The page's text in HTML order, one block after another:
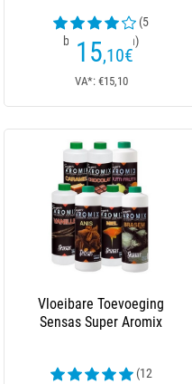
(5
beoordelingen)
15,10€
VA*: €15,10
Vloeibare Toevoeging
Sensas Super Aromix
(12